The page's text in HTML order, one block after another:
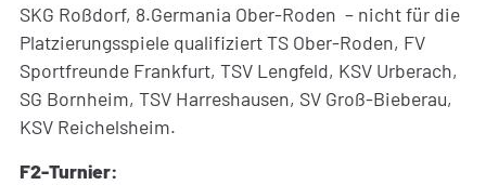
SKG Roßdorf, 8.Germania Ober-Roden – nicht für die
Platzierungsspiele qualifiziert TS Ober-Roden, FV
Sportfreunde Frankfurt, TSV Lengfeld, KSV Urberach,
SG Bornheim, TSV Harreshausen, SV Groß-Bieberau,
KSV Reichelsheim.
F2-Turnier: